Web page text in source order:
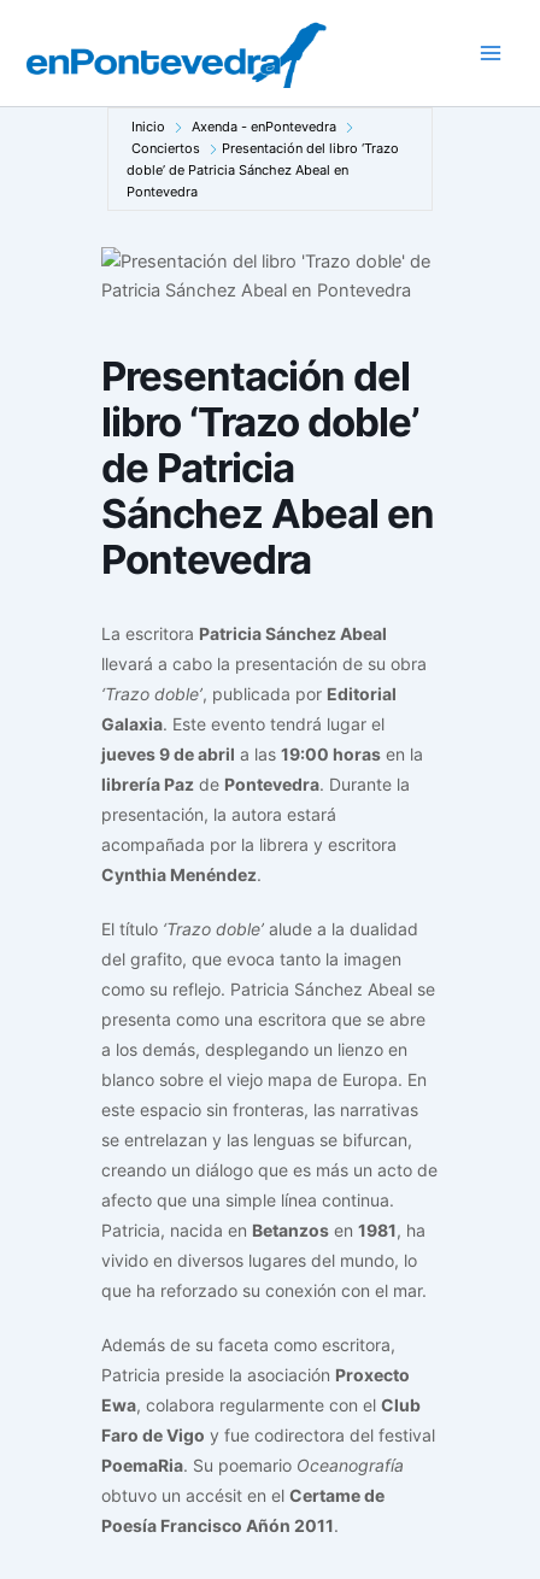
contenido
Inicio
Axenda - enPontevedra
Conciertos
Presentación del libro ‘Trazo
doble’ de Patricia Sánchez Abeal en
Pontevedra
Presentación del
libro ‘Trazo doble’
de Patricia
Sánchez Abeal en
Pontevedra
La escritora Patricia Sánchez Abeal
llevará a cabo la presentación de su obra
‘Trazo doble’, publicada por Editorial
Galaxia. Este evento tendrá lugar el
jueves 9 de abril a las 19:00 horas en la
librería Paz de Pontevedra. Durante la
presentación, la autora estará
acompañada por la librera y escritora
Cynthia Menéndez.
El título ‘Trazo doble’ alude a la dualidad
del grafito, que evoca tanto la imagen
como su reflejo. Patricia Sánchez Abeal se
presenta como una escritora que se abre
a los demás, desplegando un lienzo en
blanco sobre el viejo mapa de Europa. En
este espacio sin fronteras, las narrativas
se entrelazan y las lenguas se bifurcan,
creando un diálogo que es más un acto de
afecto que una simple línea continua.
Patricia, nacida en Betanzos en 1981, ha
vivido en diversos lugares del mundo, lo
que ha reforzado su conexión con el mar.
Además de su faceta como escritora,
Patricia preside la asociación Proxecto
Ewa, colabora regularmente con el Club
Faro de Vigo y fue codirectora del festival
PoemaRia. Su poemario Oceanografía
obtuvo un accésit en el Certame de
Poesía Francisco Añón 2011.